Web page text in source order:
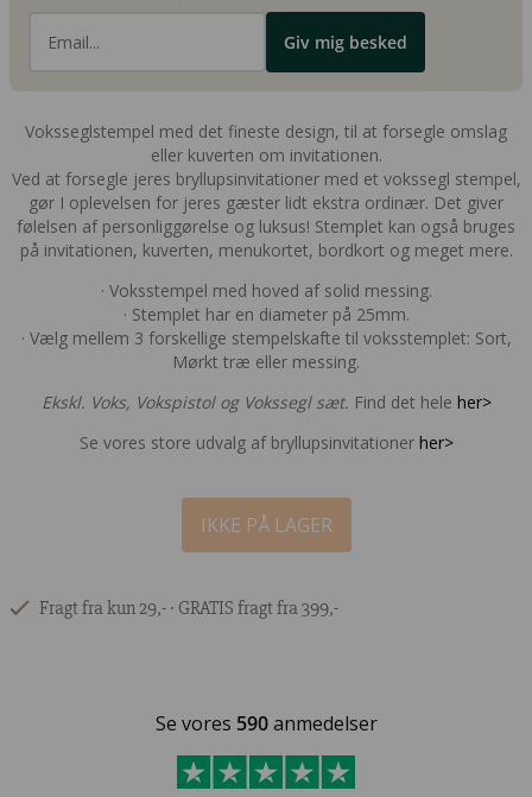
Giv mig besked
Voksseglstempel med det fineste design, til at forsegle omslag
eller kuverten om invitationen.
Ved at forsegle jeres bryllupsinvitationer med et vokssegl stempel,
gør I oplevelsen for jeres gæster lidt ekstra ordinær. Det giver
følelsen af personliggørelse og luksus! Stemplet kan også bruges
på invitationen, kuverten, menukortet, bordkort og meget mere.
· Voksstempel med hoved af solid messing.
· Stemplet har en diameter på 25mm.
· Vælg mellem 3 forskellige stempelskafte til voksstemplet: Sort,
Mørkt træ eller messing.
Ekskl. Voks, Vokspistol og Vokssegl sæt. Find det hele her>
Se vores store udvalg af bryllupsinvitationer her>
IKKE PÅ LAGER
Fragt fra kun 29,- ∙ GRATIS fragt fra 399,-
Se vores 590anmedelser